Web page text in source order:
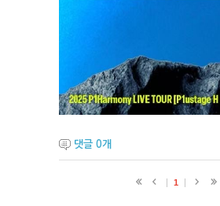
댓글 0개